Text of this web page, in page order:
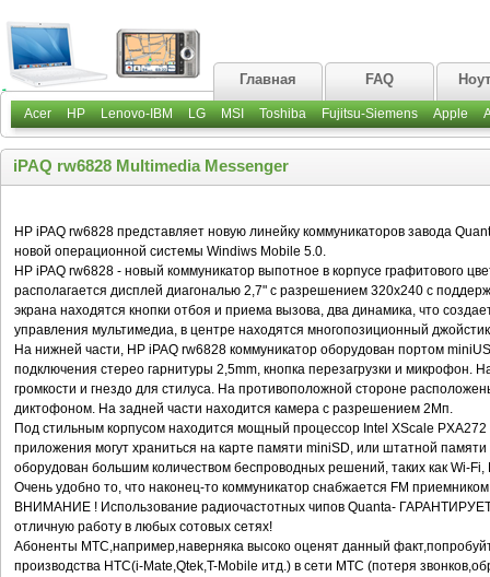
Главная FAQ
Acer HP Lenovo-IBM LG MSI Toshiba Fujitsu-Siemens Apple
iPAQ rw6828 Multimedia Messenger
HP iPAQ rw6828 представляет новую линейку коммуникаторов завода
новой операционной системы Windiws Mobile 5.0.
HP iPAQ rw6828 - новый коммуникатор выпотное в корпусе графитового
располагается дисплей диагональю 2,7" с разрешением 320x240 с
экрана находятся кнопки отбоя и приема вызова, два динамика, что
управления мультимедиа, в центре находятся многопозиционный
На нижней части, HP iPAQ rw6828 коммуникатор оборудован портом
подключения стерео гарнитуры 2,5mm, кнопка перезагрузки и микрофон.
громкости и гнездо для стилуса. На противоположной стороне
диктофоном. На задней части находится камера с разрешением 2Мп.
Под стильным корпусом находится мощный процессор Intel XScale PXA272
приложения могут храниться на карте памяти miniSD, или штатной
оборудован большим количеством беспроводных решений, таких как Wi-
Очень удобно то, что наконец-то коммуникатор снабжается FM
BНИМАНИЕ ! Использование радиочастотных чипов Quanta-
отличную работу в любых сотовых сетях!
Абоненты МТС,например,наверняка высоко оценят данный
производства НТС(i-Mate,Qtek,T-Mobile итд.) в сети МТС (потеря